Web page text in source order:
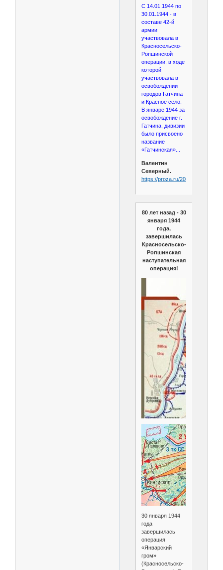
С 14.01.1944 по
30.01.1944 - в
составе 42-й
армии
участвовала в
Красносельско-
Ропшинской
операции, в ходе
которой
участвовала в
освобождении
городов Гатчина
и Красное село.
В январе 1944 за
освобождение г.
Гатчина, дивизии
было присвоено
название
«Гатчинская»...
Валентин
Северный.
https://proza.ru/2021/02/14/862
80 лет назад - 30
января 1944
года,
завершилась
Красносельско-
Ропшинская
наступательная
операция!
30 января 1944
года
завершилась
операция
«Январский
гром»
(Красносельско-